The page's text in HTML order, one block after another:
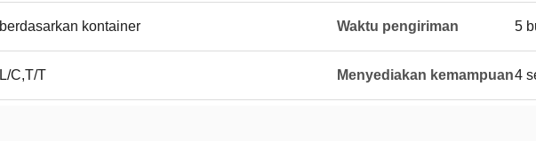
berdasarkan kontainer Waktu pengiriman 5
L/C,T/T Menyediakan kemampuan4